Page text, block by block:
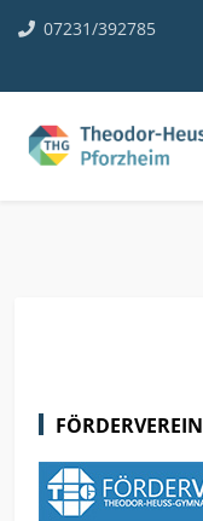
07231/392785
FÖRDERVEREIN